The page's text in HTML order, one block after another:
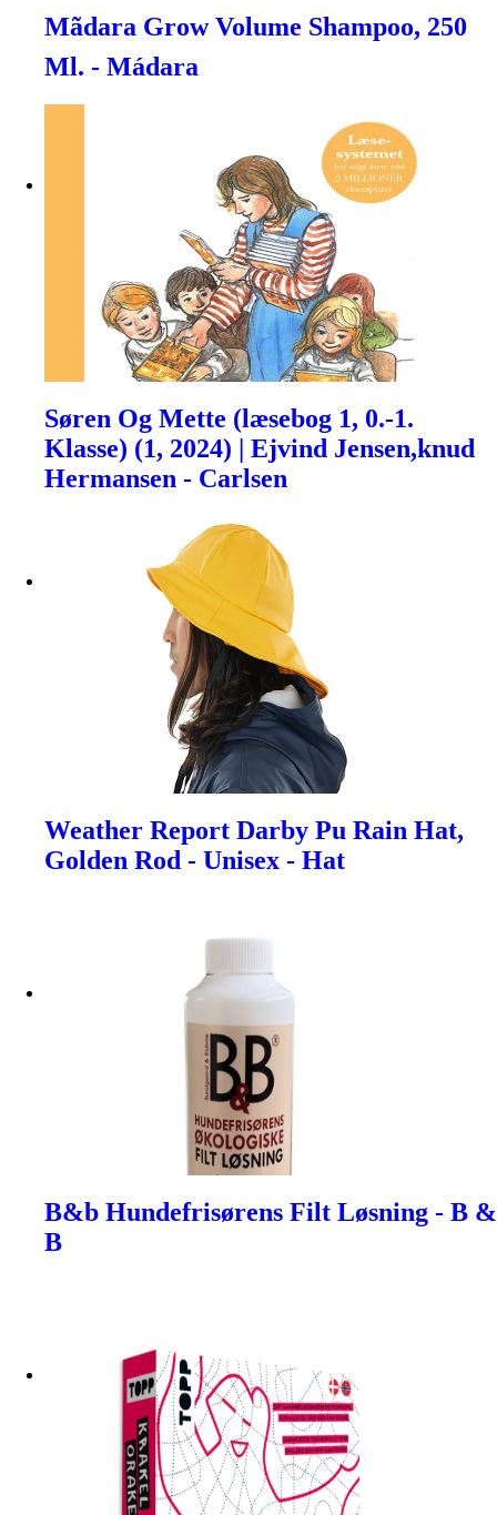
Mãdara Grow Volume Shampoo, 250
Ml. - Mádara
Søren Og Mette (læsebog 1, 0.-1.
Klasse) (1, 2024) | Ejvind Jensen,knud
Hermansen - Carlsen
Weather Report Darby Pu Rain Hat,
Golden Rod - Unisex - Hat
B&b Hundefrisørens Filt Løsning - B &
B